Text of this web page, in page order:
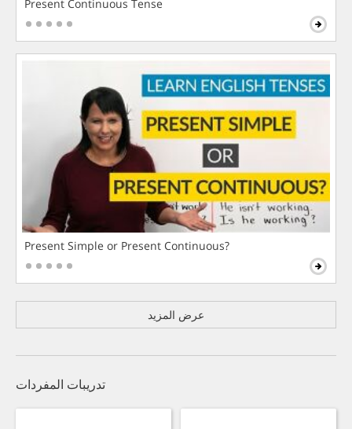
Present Continuous Tense
Present Simple or Present Continuous?
عرض المزيد
تدريبات المفردات